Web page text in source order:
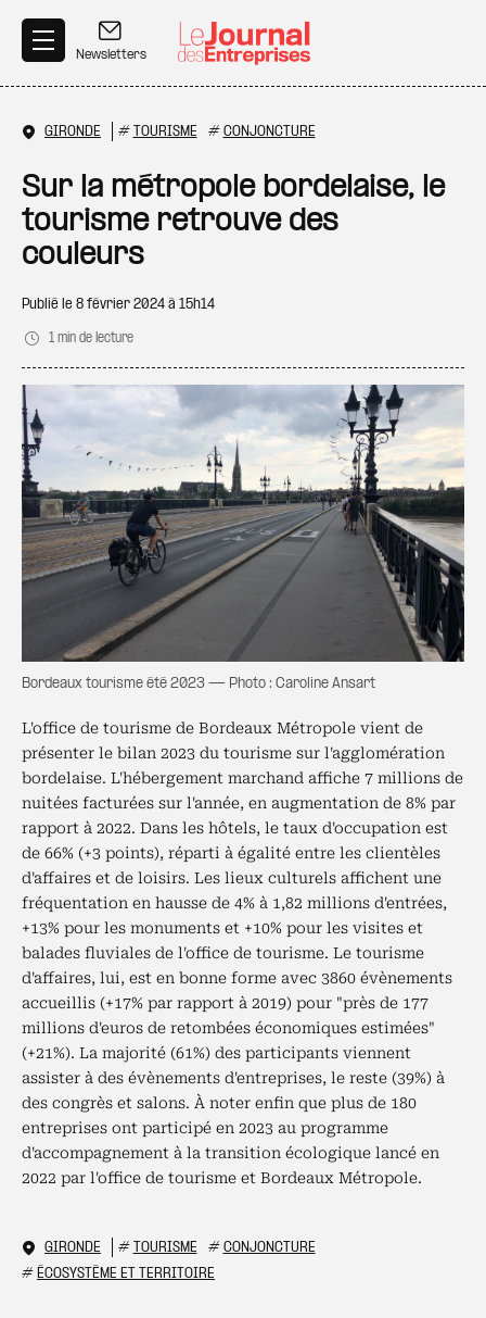
Newsletters
GIRONDE # TOURISME # CONJONCTURE
Sur la métropole bordelaise, le
tourisme retrouve des
couleurs
Publié le 8 février 2024 à 15h14
1 min de lecture
Bordeaux tourisme été 2023 — Photo : Caroline Ansart
L'office de tourisme de Bordeaux Métropole vient de
présenter le bilan 2023 du tourisme sur l'agglomération
bordelaise. L'hébergement marchand affiche 7 millions de
nuitées facturées sur l'année, en augmentation de 8% par
rapport à 2022. Dans les hôtels, le taux d'occupation est
de 66% (+3 points), réparti à égalité entre les clientèles
d'affaires et de loisirs. Les lieux culturels affichent une
fréquentation en hausse de 4% à 1,82 millions d'entrées,
+13% pour les monuments et +10% pour les visites et
balades fluviales de l'office de tourisme. Le tourisme
d'affaires, lui, est en bonne forme avec 3860 évènements
accueillis (+17% par rapport à 2019) pour "près de 177
millions d'euros de retombées économiques estimées"
(+21%). La majorité (61%) des participants viennent
assister à des évènements d'entreprises, le reste (39%) à
des congrès et salons. À noter enfin que plus de 180
entreprises ont participé en 2023 au programme
d'accompagnement à la transition écologique lancé en
2022 par l'office de tourisme et Bordeaux Métropole.
GIRONDE # TOURISME # CONJONCTURE
# ÉCOSYSTÈME ET TERRITOIRE